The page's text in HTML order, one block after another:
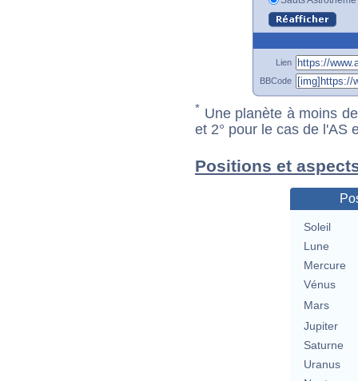
Lien
BBCode
* Une planète à moins
et 2° pour le cas de l'AS
Positions et
Soleil
Lune
Mercure
Vénus
Mars
Jupiter
Saturne
Uranus